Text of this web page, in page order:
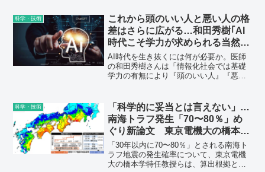
裁判、メディア記事、マッチングアプリ
までChatGPTに夢中です。ChatGPTがこ
こまで入り込んでる？大丈夫？という8つ
の出来事まとめてご紹介します。
科学・技術
これから頭のいい人と悪い人の格
差はさらに広がる…和田秀樹｢AI
時代こそ学力が求められる当然の
理由｣
AI時代を生き抜くには何が必要か。医師
の和田秀樹さんは「情報化社会では基礎
学力の有無により『頭のいい人』『悪い
が『ドラえもん』を持つような時代にな
ると、『こんなものを出してほしい』と
いう『のび太』のように発想力のある人
の価値が高まる」という――。
科学・技術
「科学的に妥当とは言えない」…
南海トラフ発生「70〜80％」め
ぐり新論文 東京電機大の橋本学
特任教授ら
「30年以内に70〜80％」とされる南海ト
ラフ地震の発生確率について、東京電機
大の橋本学特任教授らは、算出根拠とな